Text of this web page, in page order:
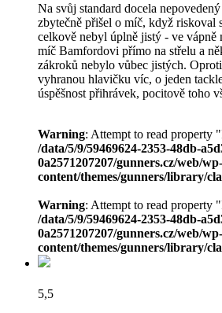
Na svůj standard docela
zbytečně přišel o míč, když riskoval
celkově nebyl úplně jistý - ve vápně
míč Bamfordovi přímo na střelu a
zákroků nebylo vůbec jistých.
vyhranou hlavičku víc, o jeden
úspěšnost přihrávek, pocitově toho
Warning: Attempt to read property
/data/5/9/59469624-2353-48db-
0a2571207207/gunners.cz/web/wp-
content/themes/gunners/library/
Warning: Attempt to read property
/data/5/9/59469624-2353-48db-
0a2571207207/gunners.cz/web/wp-
content/themes/gunners/library/
5,5